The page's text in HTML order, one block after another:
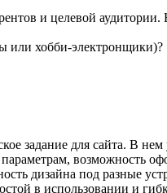
и целевой
или хобби-электронщики)?
задание для сайта. В
возможность
дизайна под разные
в использовании и